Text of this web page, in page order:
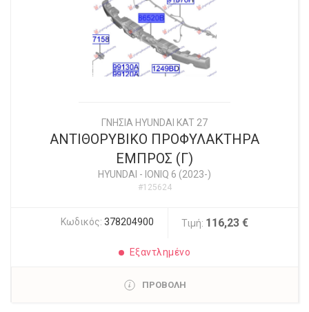
ΓΝΗΣΙΑ HYUNDAI KAT 27
ΑΝΤΙΘΟΡΥΒΙΚΟ ΠΡΟΦΥΛΑΚΤΗΡΑ
ΕΜΠΡΟΣ (Γ)
HYUNDAI - IONIQ 6 (2023-)
#125624
Κωδικός: 378204900 Τιμή: 116,23 €
Εξαντλημένο
ΠΡΟΒΟΛΗ